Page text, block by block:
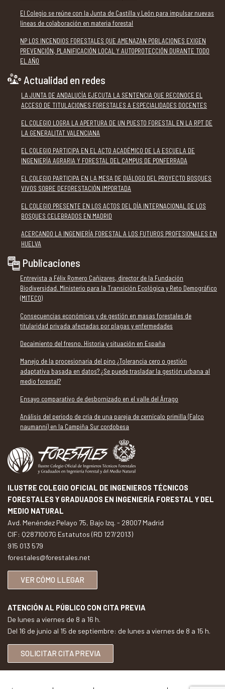
El Colegio se reúne con la Junta de Castilla y León para impulsar nuevas
líneas de colaboración en materia forestal
NP LOS INCENDIOS FORESTALES QUE AMENAZAN POBLACIONES EXIGEN
PREVENCIÓN, PLANIFICACIÓN LOCAL Y AUTOPROTECCIÓN DURANTE TODO
EL AÑO
Actualidad en redes
LA JUNTA DE ANDALUCÍA EJECUTA LA SENTENCIA QUE RECONOCE EL
ACCESO DE TITULACIONES FORESTALES A ESPECIALIDADES DOCENTES
EL COLEGIO LOGRA LA APERTURA DE UN PUESTO FORESTAL EN LA RPT DE
LA GENERALITAT VALENCIANA
EL COLEGIO PARTICIPA EN EL ACTO ACADÉMICO DE LA ESCUELA DE
INGENIERÍA AGRARIA Y FORESTAL DEL CAMPUS DE PONFERRADA
EL COLEGIO PARTICIPA EN LA MESA DE DIÁLOGO DEL PROYECTO BOSQUES
VIVOS SOBRE DEFORESTACIÓN IMPORTADA
EL COLEGIO PRESENTE EN LOS ACTOS DEL DÍA INTERNACIONAL DE LOS
BOSQUES CELEBRADOS EN MADRID
ACERCANDO LA INGENIERÍA FORESTAL A LOS FUTUROS PROFESIONALES EN
HUELVA
Publicaciones
Entrevista a Félix Romero Cañizares, director de la Fundación
Biodiversidad. Ministerio para la Transición Ecológica y Reto Demográfico
(MITECO)
Consecuencias económicas y de gestión en masas forestales de
titularidad privada afectadas por plagas y enfermedades
Decaimiento del fresno. Historia y situación en España
Manejo de la procesionaria del pino ¿Tolerancia cero o gestión
adaptativa basada en datos? ¿Se puede trasladar la gestión urbana al
medio forestal?
Ensayo comparativo de desbornizado en el valle del Árrago
Análisis del periodo de cría de una pareja de cernícalo primilla (Falco
naumanni) en la Campiña Sur cordobesa
ILUSTRE COLEGIO OFICIAL DE INGENIEROS TÉCNICOS
FORESTALES Y GRADUADOS EN INGENIERÍA FORESTAL Y DEL
MEDIO NATURAL
Avd. Menéndez Pelayo 75, Bajo Izq. - 28007 Madrid
CIF: Q2871007G Estatutos (RD 127/2013)
915 013 579
forestales@forestales.net
VER CÓMO LLEGAR
ATENCIÓN AL PÚBLICO CON CITA PREVIA
De lunes a viernes de 8 a 16 h.
Del 16 de junio al 15 de septiembre: de lunes a viernes de 8 a 15 h.
SOLICITAR CITA PREVIA